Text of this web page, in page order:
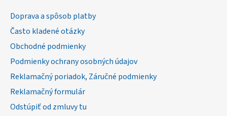
Doprava a spôsob platby
Často kladené otázky
Obchodné podmienky
Podmienky ochrany osobných údajov
Reklamačný poriadok, Záručné podmienky
Reklamačný formulár
Odstúpiť od zmluvy tu